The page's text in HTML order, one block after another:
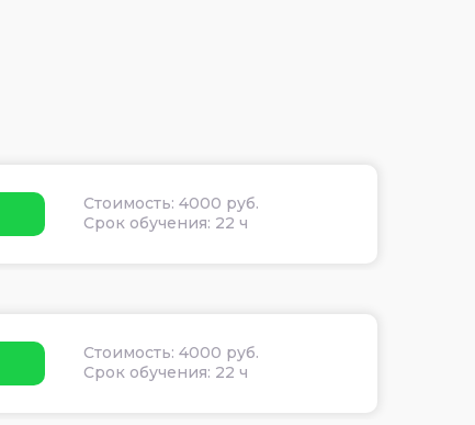
Стоимость: 4000 руб.
Срок обучения: 22 ч
Стоимость: 4000 руб.
Срок обучения: 22 ч